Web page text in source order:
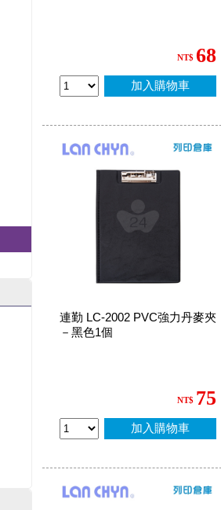
NT$ 68
加入購物車
連勤 LC-2002 PVC強力丹麥夾
－黑色1個
NT$ 75
加入購物車